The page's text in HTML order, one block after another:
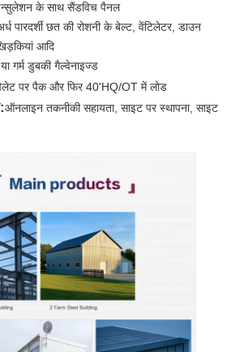
के साथ सैंडविच पैनल
पारदर्शी छत की रोशनी के बेल्ट, वेंटिलेटर, डाउन
आदि
गर्म डुबकी गैल्वेनाइज्ड
पर पैक और फिर 40'HQ/OT में लोड
ऑनलाइन तकनीकी सहायता, साइट पर स्थापना, साइट